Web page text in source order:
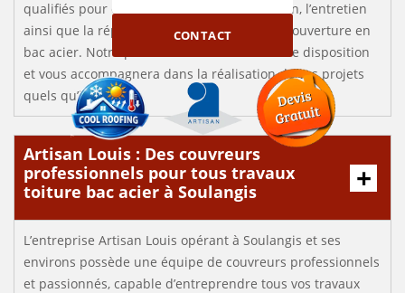
CONTACT
qualifiés pour effectuer la pose, la rénovation, l’entretien
ainsi que la réparation éventuelle de votre couverture en
bac acier. Notre personnel est à votre entière disposition
et vous accompagnera dans la réalisation de vos projets
quels qu’ils soient.
Artisan Louis : Des couvreurs
professionnels pour tous travaux
toiture bac acier à Soulangis
L’entreprise Artisan Louis opérant à Soulangis et ses
environs possède une équipe de couvreurs professionnels
et passionnés, capable d’entreprendre tous vos travaux